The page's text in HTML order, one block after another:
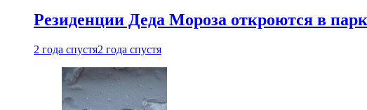
Резиденции Деда Мороза откроются в
2 года спустя2 года спустя